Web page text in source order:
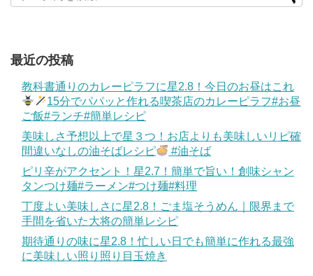
最近の投稿
教科書通りのカレーピラフに星2.8！今日のお昼はこれ
15分でパパッと作れる喫茶店のカレーピラフ#お昼
ご飯#ランチ#簡単レシピ
美味しさ予想以上で星３つ！お店よりも美味しいリピ確
間違いなしの油そばレシピ
#油そば
ピリ辛がアクセント！星2.7！簡単で旨い！創味シャン
タンつけ麺#ラーメン#つけ麺#料理
丁度よい美味しさに星2.8！ごま塩そうめん｜限界まで
手間を省いた大将の簡単レシピ
期待通りの味に星2.8！忙しい日でも簡単に作れる最強
に美味しい照り照り目玉焼き